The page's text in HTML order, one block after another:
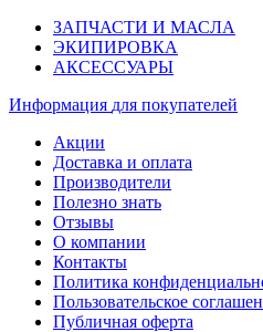
ЗАПЧАСТИ И МАСЛА
ЭКИПИРОВКА
АКСЕССУАРЫ
Информация для покупателей
Акции
Доставка и оплата
Производители
Полезно знать
Отзывы
О компании
Контакты
Политика
Пользовательское
Публичная оферта